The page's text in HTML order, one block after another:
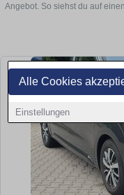
Alle Cookies
Einstellungen
Angebot. So siehst du auf